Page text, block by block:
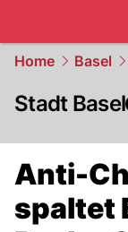
Home Basel
Stadt Basel
Anti-
spaltet